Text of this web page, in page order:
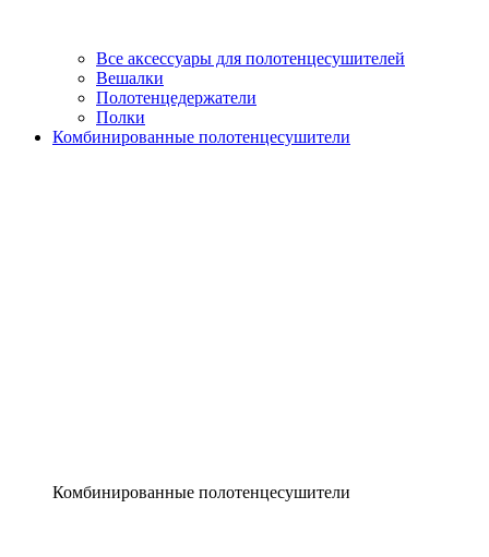
Все аксессуары для полотенцесушителей
Вешалки
Полотенцедержатели
Полки
Комбинированные полотенцесушители
Комбинированные полотенцесушители